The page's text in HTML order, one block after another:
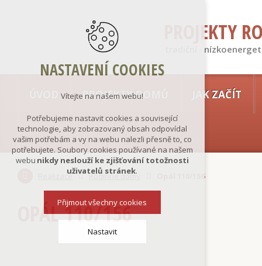
PROJEKTY
tradiční ·
PROJEKTY DOMŮ JAK ZAČÍT
Realizace Rodinné domy
OPÁL 110/156
NASTAVENÍ COOKIES
Vítejte na našem webu!
Potřebujeme nastavit cookies a související
technologie, aby zobrazovaný obsah odpovídal
vašim potřebám a vy na webu nalezli přesně to, co
potřebujete. Soubory cookies používané na našem
webu nikdy neslouží ke zjišťování totožnosti
uživatelů stránek.
Přijmout všechny cookies
Nastavit